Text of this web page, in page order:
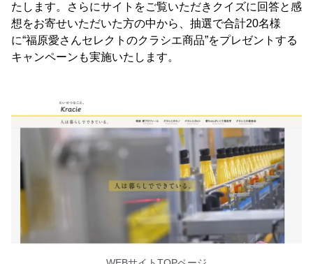
たします。さらにサイトをご覧いただきクイズに回答と感
想をお寄せいただいた方の中から、抽選で合計20名様
に“福原愛さんセレクトのクラシエ商品”をプレゼントする
キャンペーンも実施いたします。